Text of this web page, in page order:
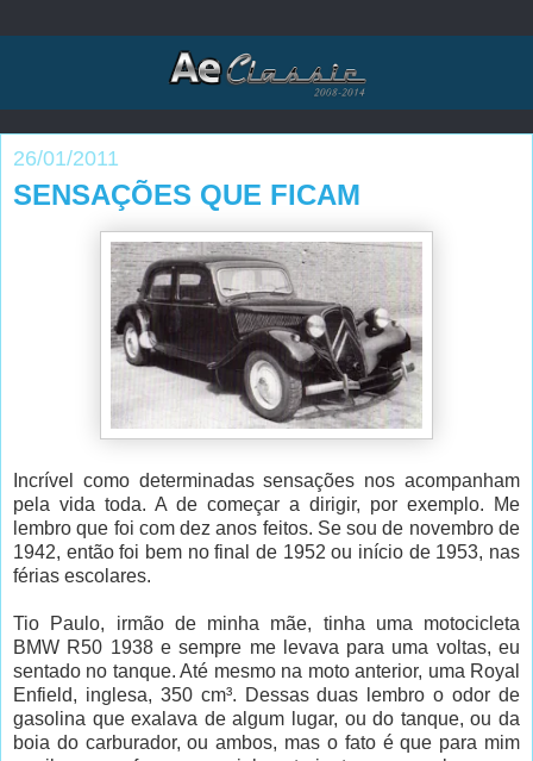
26/01/2011
SENSAÇÕES QUE FICAM
Incrível como determinadas sensações nos acompanham
pela vida toda. A de começar a dirigir, por exemplo. Me
lembro que foi com dez anos feitos. Se sou de novembro de
1942, então foi bem no final de 1952 ou início de 1953, nas
férias escolares.
Tio Paulo, irmão de minha mãe, tinha uma motocicleta
BMW R50 1938 e sempre me levava para uma voltas, eu
sentado no tanque. Até mesmo na moto anterior, uma Royal
Enfield, inglesa, 350 cm³. Dessas duas lembro o odor de
gasolina que exalava de algum lugar, ou do tanque, ou da
boia do carburador, ou ambos, mas o fato é que para mim